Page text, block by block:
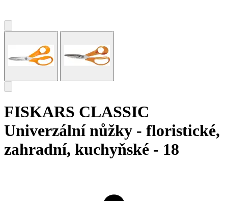
FISKARS CLASSIC
Univerzální nůžky - floristické,
zahradní, kuchyňské - 18